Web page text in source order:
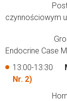
czynnościowym
Grossmann
Endocrine Case
13:00-13:30
Nr. 2)